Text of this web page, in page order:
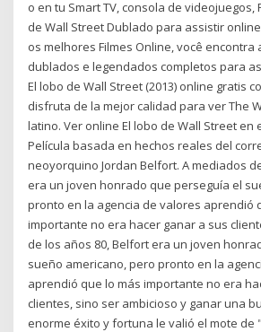
o en tu Smart TV, consola de videojuegos,
de Wall Street Dublado para assistir
os melhores Filmes Online, você encontra
dublados e legendados completos para
El lobo de Wall Street (2013) online gratis
disfruta de la mejor calidad para ver The
latino. Ver online El lobo de Wall Street en
Película basada en hechos reales del
neoyorquino Jordan Belfort. A mediados
era un joven honrado que perseguía el
pronto en la agencia de valores aprendió
importante no era hacer ganar a sus
de los años 80, Belfort era un joven
sueño americano, pero pronto en la
aprendió que lo más importante no era
clientes, sino ser ambicioso y ganar una
enorme éxito y fortuna le valió el mote de